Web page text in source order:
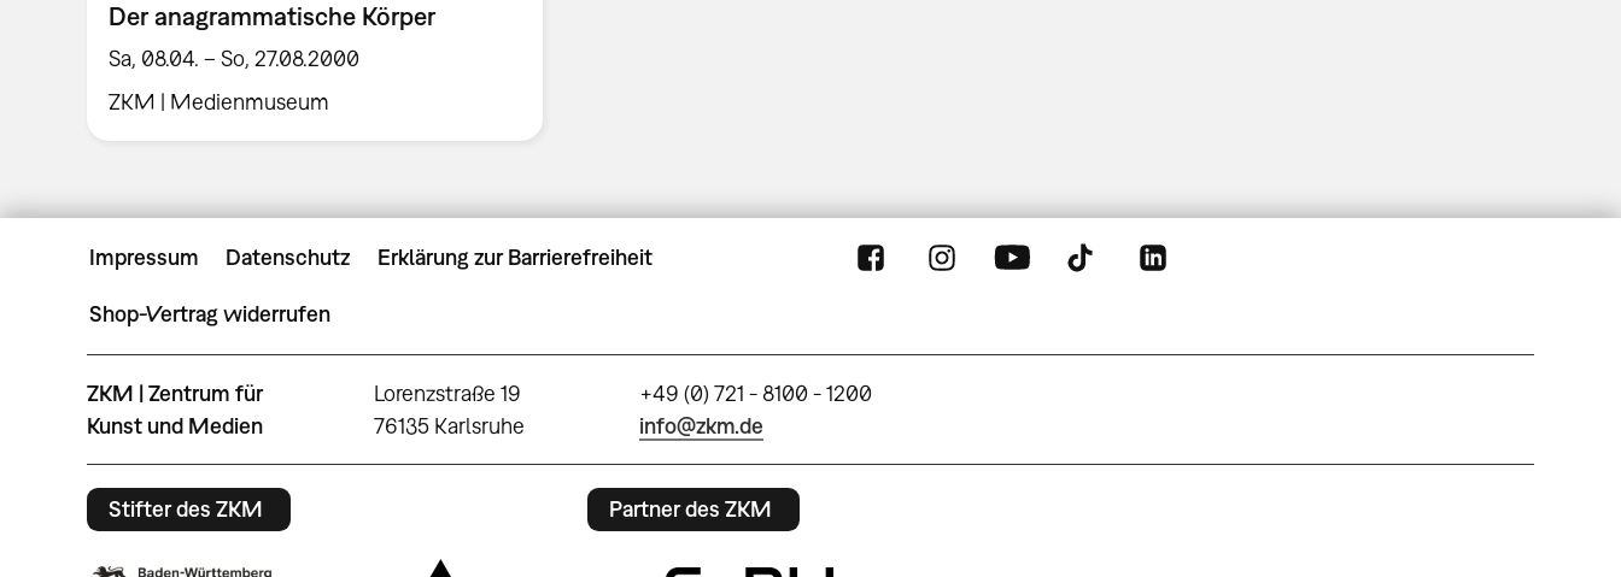
Der anagrammatische Körper
Sa, 08.04. – So, 27.08.2000
ZKM | Medienmuseum
Impressum Datenschutz Erklärung zur Barrierefreiheit
Shop-Vertrag widerrufen
ZKM | Zentrum für
Kunst und Medien
Lorenzstraße 19
76135 Karlsruhe
+49 (0) 721 - 8100 - 1200
info@zkm.de
Stifter des ZKM Partner des ZKM